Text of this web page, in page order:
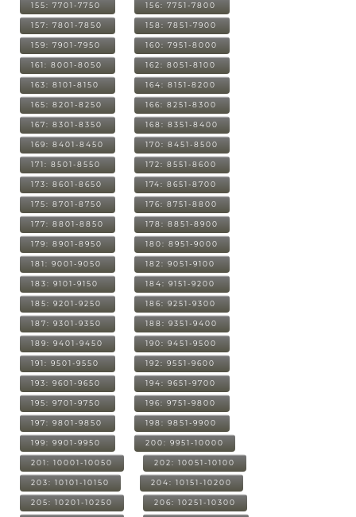
155: 7701-7750 156: 7751-7800
157: 7801-7850 158: 7851-7900
159: 7901-7950 160: 7951-8000
161: 8001-8050 162: 8051-8100
163: 8101-8150 164: 8151-8200
165: 8201-8250 166: 8251-8300
167: 8301-8350 168: 8351-8400
169: 8401-8450 170: 8451-8500
171: 8501-8550 172: 8551-8600
173: 8601-8650 174: 8651-8700
175: 8701-8750 176: 8751-8800
177: 8801-8850 178: 8851-8900
179: 8901-8950 180: 8951-9000
181: 9001-9050 182: 9051-9100
183: 9101-9150 184: 9151-9200
185: 9201-9250 186: 9251-9300
187: 9301-9350 188: 9351-9400
189: 9401-9450 190: 9451-9500
191: 9501-9550 192: 9551-9600
193: 9601-9650 194: 9651-9700
195: 9701-9750 196: 9751-9800
197: 9801-9850 198: 9851-9900
199: 9901-9950 200: 9951-10000
201: 10001-10050 202: 10051-10100
203: 10101-10150 204: 10151-10200
205: 10201-10250 206: 10251-10300